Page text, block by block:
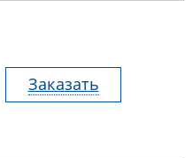
Заказать